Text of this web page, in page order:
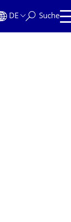
DE Suche